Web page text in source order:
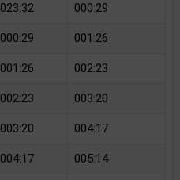
023:32 000:29
000:29 001:26
001:26 002:23
002:23 003:20
003:20 004:17
004:17 005:14